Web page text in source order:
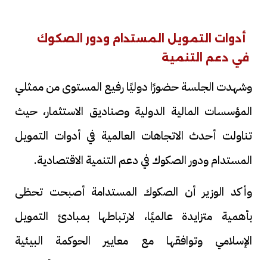
أدوات التمويل المستدام ودور الصكوك
في دعم التنمية
وشهدت الجلسة حضورًا دوليًا رفيع المستوى من ممثلي
المؤسسات المالية الدولية وصناديق الاستثمار، حيث
تناولت أحدث الاتجاهات العالمية في أدوات التمويل
المستدام ودور الصكوك في دعم التنمية الاقتصادية.
وأكد الوزير أن الصكوك المستدامة أصبحت تحظى
بأهمية متزايدة عالميًا، لارتباطها بمبادئ التمويل
الإسلامي وتوافقها مع معايير الحوكمة البيئية